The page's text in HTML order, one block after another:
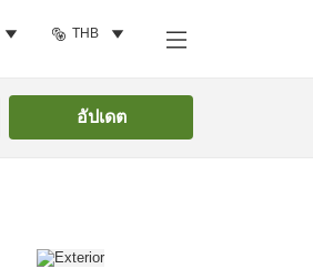
THB
อัปเดต
ค้นหาห้องพัก